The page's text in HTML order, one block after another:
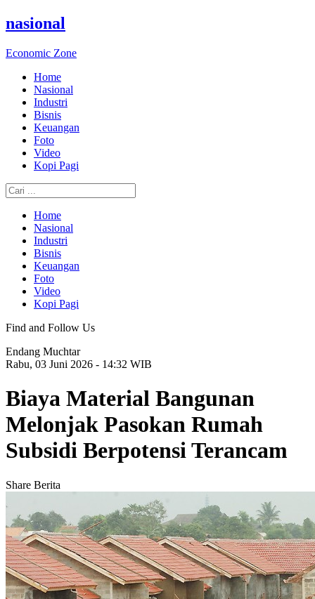
nasional
Economic Zone
Home
Nasional
Industri
Bisnis
Keuangan
Foto
Video
Kopi Pagi
Home
Nasional
Industri
Bisnis
Keuangan
Foto
Video
Kopi Pagi
Find and Follow Us
Endang Muchtar
Rabu, 03 Juni 2026 - 14:32 WIB
Biaya Material Bangunan
Melonjak Pasokan Rumah
Subsidi Berpotensi Terancam
Share Berita